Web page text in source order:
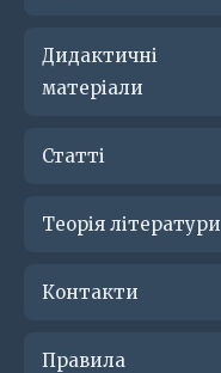
Дидактичні
матеріали
Статті
Теорія літератури
Контакти
Правила